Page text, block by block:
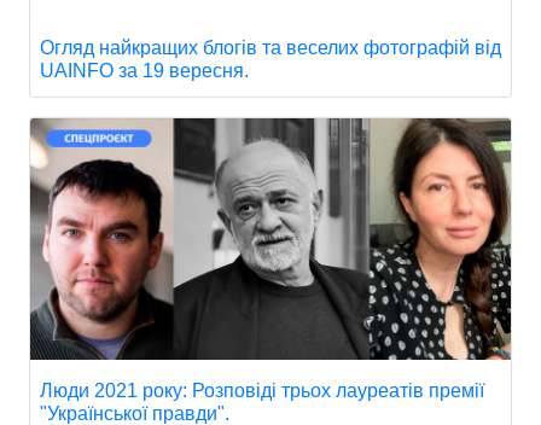
Огляд найкращих блогів та веселих фотографій від
UAINFO за 19 вересня.
Люди 2021 року: Розповіді трьох лауреатів премії
"Української правди".